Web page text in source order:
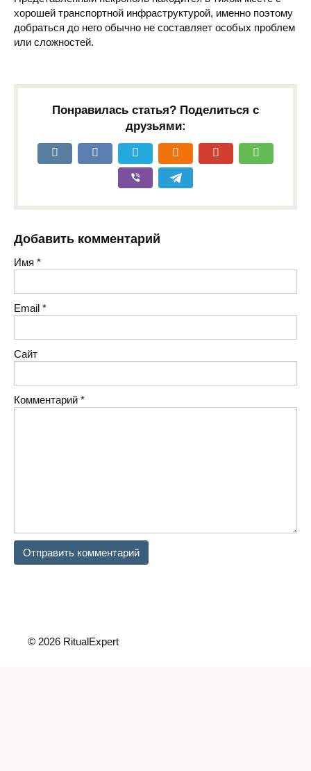
хорошей транспортной инфраструктурой, именно поэтому
добраться до него обычно не составляет особых проблем
или сложностей.
Понравилась статья? Поделиться с
друзьями:
Добавить комментарий
Имя *
Email *
Сайт
Комментарий *
© 2026 RitualExpert